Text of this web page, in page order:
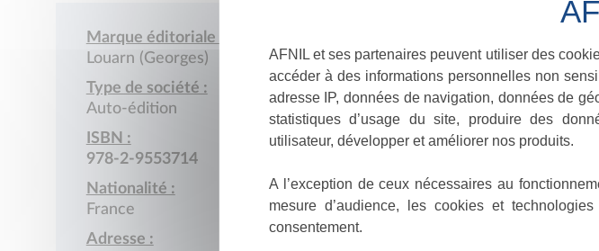
Marque éditoriale :
Louarn (Georges)
Type de société :
Auto-édition
ISBN :
978-2-9553714
Nationalité :
France
Adresse :
AFNIL et ses partenaires peuvent utiliser des
accéder à des informations personnelles non
adresse IP, données de navigation, données de
statistiques d’usage du site, produire des
utilisateur, développer et améliorer nos produits.
A l’exception de ceux nécessaires au
mesure d’audience, les cookies et
consentement.